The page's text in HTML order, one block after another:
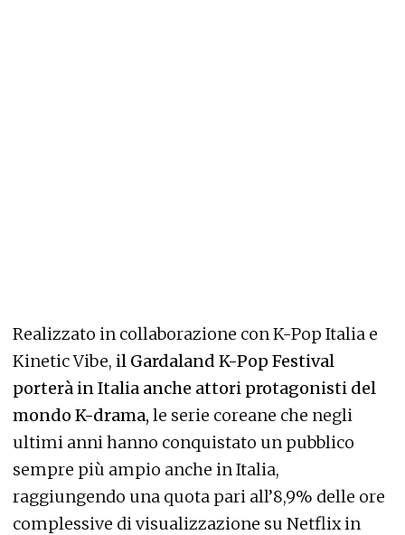
Realizzato in collaborazione con K-Pop Italia e
Kinetic Vibe, il Gardaland K-Pop Festival
porterà in Italia anche attori protagonisti del
mondo K-drama, le serie coreane che negli
ultimi anni hanno conquistato un pubblico
sempre più ampio anche in Italia,
raggiungendo una quota pari all’8,9% delle ore
complessive di visualizzazione su Netflix in